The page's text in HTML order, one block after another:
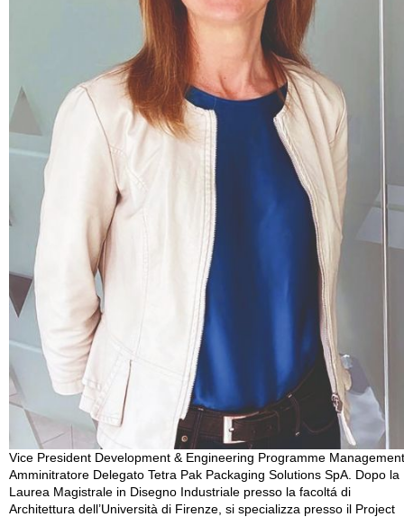
Vice President Development & Engineering Programme
Amminitratore Delegato Tetra Pak Packaging Solutions SpA. Dopo la
Laurea Magistrale in Disegno Industriale presso la facoltá di
Architettura dell’Università di Firenze, si specializza presso il Project